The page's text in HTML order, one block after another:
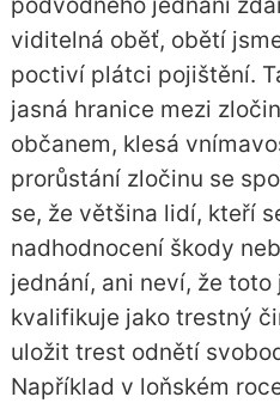
podvodného jednání
viditelná oběť, obětí
poctiví plátci pojištění.
jasná hranice mezi
občanem, klesá
prorůstání zločinu se
se, že většina lidí, kteří
nadhodnocení škody
jednání, ani neví, že
kvalifikuje jako trestný
uložit trest odnětí
Například v loňském